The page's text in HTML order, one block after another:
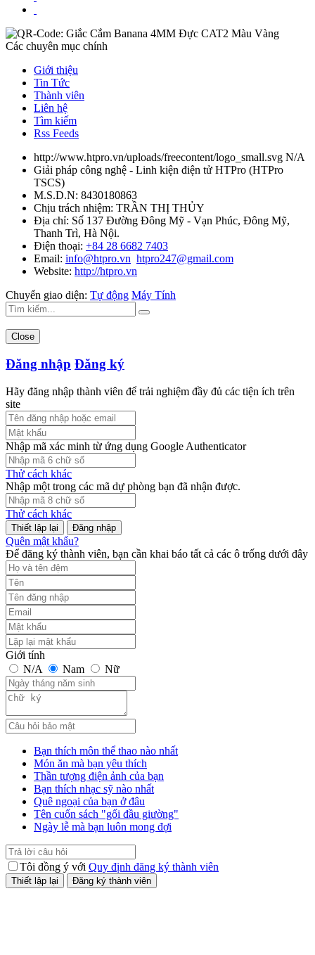
Các chuyên mục chính
Giới thiệu
Tin Tức
Thành viên
Liên hệ
Tìm kiếm
Rss Feeds
http://www.htpro.vn/uploads/freecontent/logo_small.svg N/A
Giải pháp công nghệ - Linh kiện điện tử HTPro (HTPro
TSCS)
M.S.D.N: 8430180863
Chịu trách nhiệm: TRẦN THỊ THỦY
Địa chỉ: Số 137 Đường Đông Mỹ - Vạn Phúc, Đông Mỹ,
Thanh Trì, Hà Nội.
Điện thoại: +84 28 6682 7403
Email: info@htpro.vn htpro247@gmail.com
Website: http://htpro.vn
Chuyển giao diện: Tự động Máy Tính
Close
Đăng nhập Đăng ký
Hãy đăng nhập thành viên để trải nghiệm đầy đủ các tiện ích trên
site
Nhập mã xác minh từ ứng dụng Google Authenticator
Thử cách khác
Nhập một trong các mã dự phòng bạn đã nhận được.
Thử cách khác
Đăng nhập
Quên mật khẩu?
Để đăng ký thành viên, bạn cần khai báo tất cả các ô trống dưới đây
Giới tính
N/A
Nam Nữ
Bạn thích môn thể thao nào nhất
Món ăn mà bạn yêu thích
Thần tượng điện ảnh của bạn
Bạn thích nhạc sỹ nào nhất
Quê ngoại của bạn ở đâu
Tên cuốn sách "gối đầu giường"
Ngày lễ mà bạn luôn mong đợi
Tôi đồng ý với Quy định đăng ký thành viên